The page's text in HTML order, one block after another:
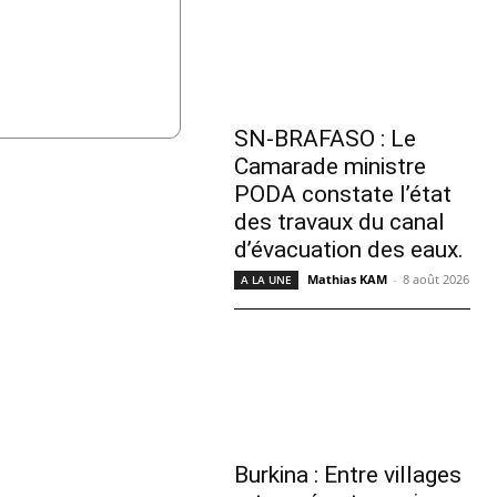
SN-BRAFASO : Le
Camarade ministre
PODA constate l’état
des travaux du canal
d’évacuation des eaux.
A LA UNE Mathias KAM - 8 août 2026
Burkina : Entre villages